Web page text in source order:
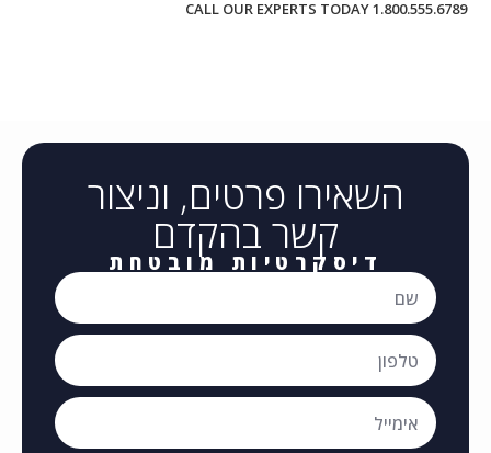
CALL OUR EXPERTS TODAY 1.800.555.6789
השאירו פרטים, וניצור
קשר בהקדם
דיסקרטיות מובטחת